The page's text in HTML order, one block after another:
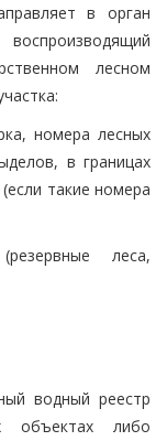
в орган
лесном
номера лесных
в границах
такие номера
леса,
водный реестр
объектах либо